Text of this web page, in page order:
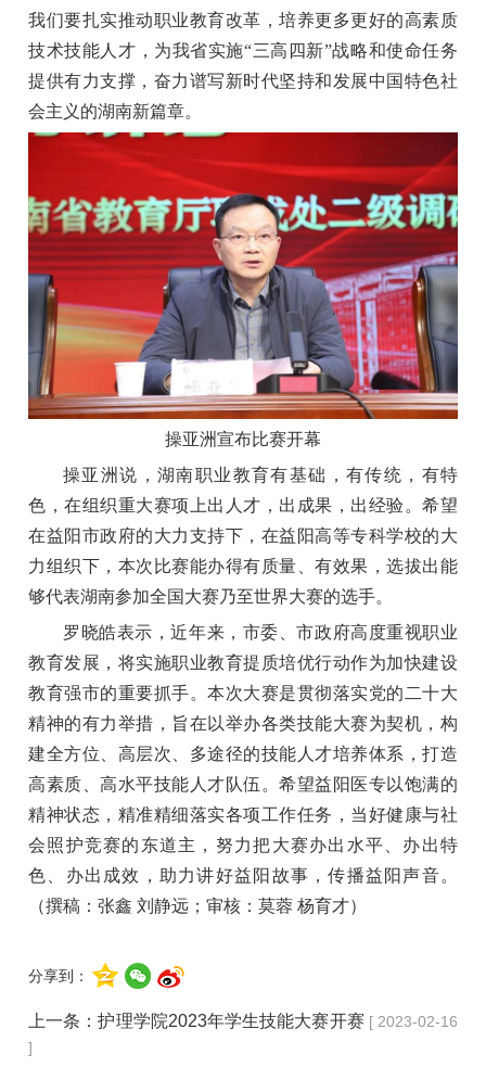
我们要扎实推动职业教育改革，培养更多更好的高素质
技术技能人才，为我省实施“三高四新”战略和使命任务
提供有力支撑，奋力谱写新时代坚持和发展中国特色社
会主义的湖南新篇章。
操亚洲宣布比赛开幕
操亚洲说，湖南职业教育有基础，有传统，有特
色，在组织重大赛项上出人才，出成果，出经验。希望
在益阳市政府的大力支持下，在益阳高等专科学校的大
力组织下，本次比赛能办得有质量、有效果，选拔出能
够代表湖南参加全国大赛乃至世界大赛的选手。
罗晓皓表示，近年来，市委、市政府高度重视职业
教育发展，将实施职业教育提质培优行动作为加快建设
教育强市的重要抓手。本次大赛是贯彻落实党的二十大
精神的有力举措，旨在以举办各类技能大赛为契机，构
建全方位、高层次、多途径的技能人才培养体系，打造
高素质、高水平技能人才队伍。希望益阳医专以饱满的
精神状态，精准精细落实各项工作任务，当好健康与社
会照护竞赛的东道主，努力把大赛办出水平、办出特
色、办出成效，助力讲好益阳故事，传播益阳声音。
（撰稿：张鑫 刘静远；审核：莫蓉 杨育才）
分享到：
上一条：护理学院2023年学生技能大赛开赛 [ 2023-02-16
]